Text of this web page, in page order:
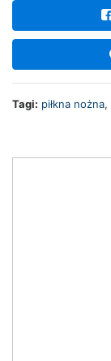
Tagi: piłkna nożna,